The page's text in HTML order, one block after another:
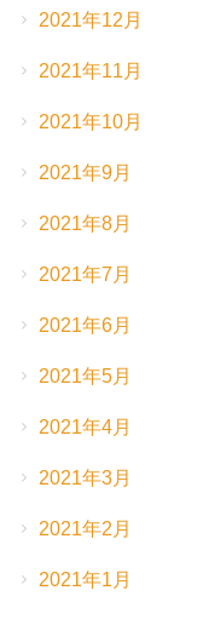
2021年12月
2021年11月
2021年10月
2021年9月
2021年8月
2021年7月
2021年6月
2021年5月
2021年4月
2021年3月
2021年2月
2021年1月